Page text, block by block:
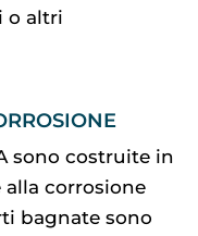
o altri
sono costruite in
corrosione
bagnate sono